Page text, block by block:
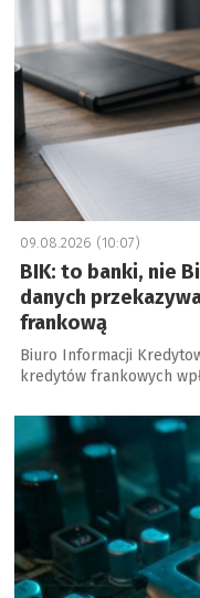
09.08.2026 (10:07)
BIK: to banki, nie
danych
frankową
Biuro Informacji
kredytów frankowych
a